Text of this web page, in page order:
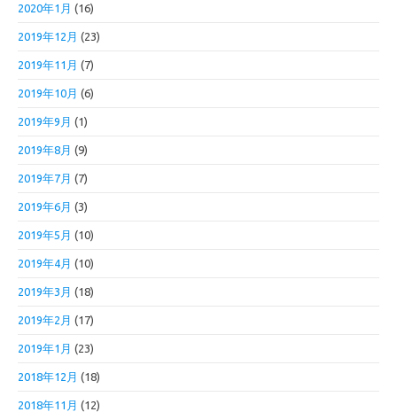
2020年1月 (16)
2019年12月 (23)
2019年11月 (7)
2019年10月 (6)
2019年9月 (1)
2019年8月 (9)
2019年7月 (7)
2019年6月 (3)
2019年5月 (10)
2019年4月 (10)
2019年3月 (18)
2019年2月 (17)
2019年1月 (23)
2018年12月 (18)
2018年11月 (12)